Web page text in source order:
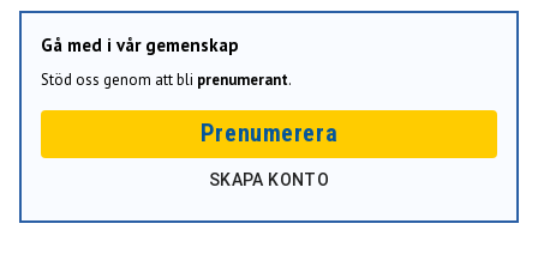
Gå med i vår gemenskap
Stöd oss genom att bli prenumerant.
Prenumerera
SKAPA KONTO